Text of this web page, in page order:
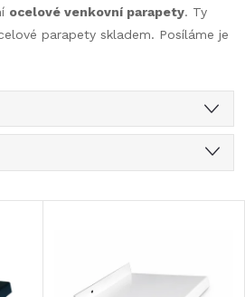
ocelové venkovní parapety. Ty
parapety skladem. Posíláme je